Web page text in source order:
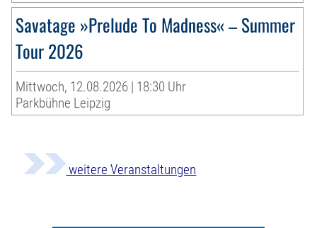
Savatage »Prelude To Madness« – Summer
Tour 2026
Mittwoch, 12.08.2026 | 18:30 Uhr
Parkbühne Leipzig
weitere Veranstaltungen